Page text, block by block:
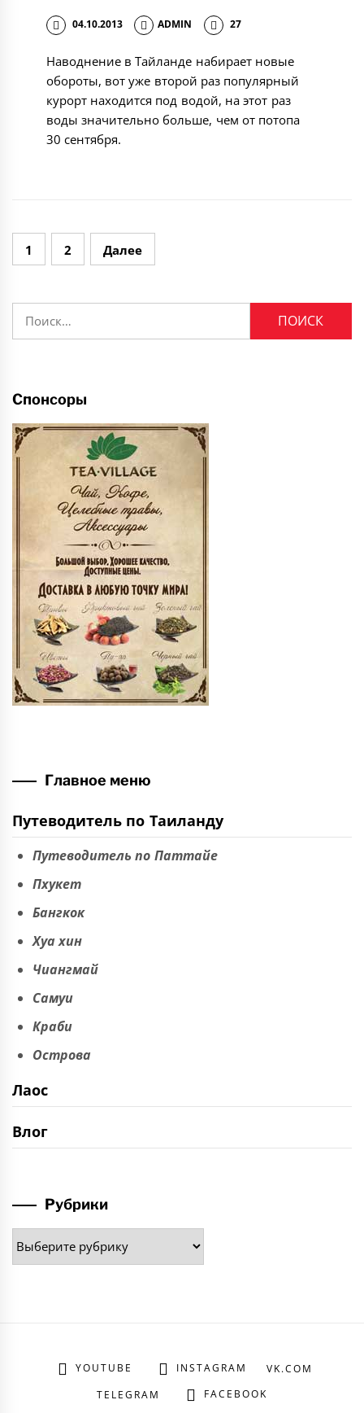
04.10.2013 ADMIN 27
Наводнение в Тайланде набирает новые
обороты, вот уже второй раз популярный
курорт находится под водой, на этот раз
воды значительно больше, чем от потопа
30 сентября.
Навигация
записям
1 2 Далее
Найти:
Спонсоры
Главное меню
Путеводитель по Таиланду
Путеводитель по Паттайе
Пхукет
Бангкок
Хуа хин
Чиангмай
Самуи
Краби
Острова
Лаос
Влог
Рубрики
Рубрики
YOUTUBE INSTAGRAM
VK.COM
TELEGRAM
FACEBOOK